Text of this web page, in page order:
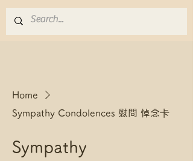
Home
Sympathy Condolences 慰問 悼念卡
Sympathy